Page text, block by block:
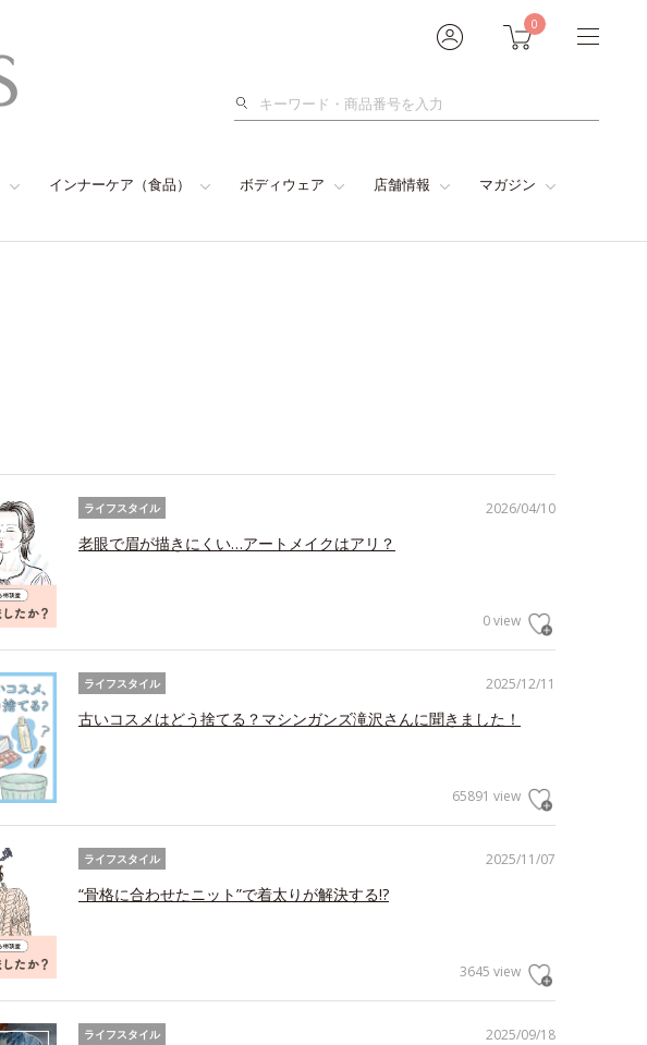
0
検
インナーケア（食品） ボディウェア 店舗情報 マガジン
2026/04/10
ライフスタイル
老眼で眉が描きにくい…アートメイクはアリ？
0 view
2025/12/11
ライフスタイル
古いコスメはどう捨てる？マシンガンズ滝沢さんに聞きました！
65891 view
2025/11/07
ライフスタイル
“骨格に合わせたニット”で着太りが解決する!?
3645 view
2025/09/18
ライフスタイル